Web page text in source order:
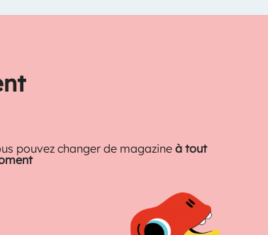
pouvez changer de magazine à tout